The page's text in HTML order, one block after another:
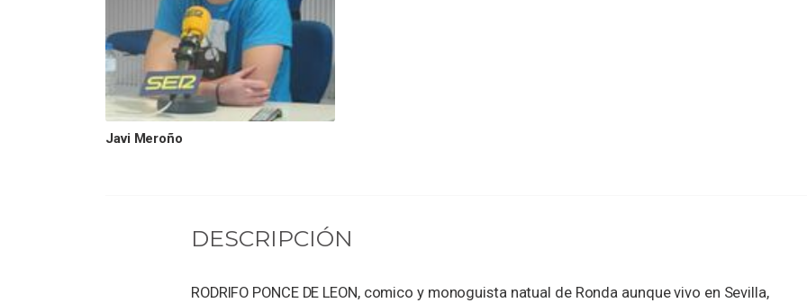
Javi Meroño
DESCRIPCIÓN
RODRIFO PONCE DE LEON, comico y monoguista natual de Ronda aunque vivo en Sevilla,